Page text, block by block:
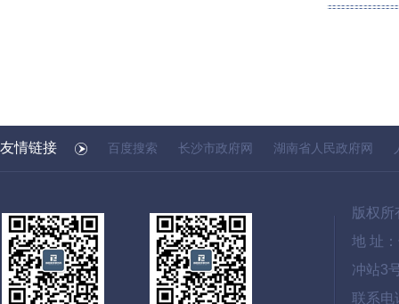
友情链接 百度搜索 长沙市政府网 湖南省人民政府网
版权
地 址
冲站3
联系电